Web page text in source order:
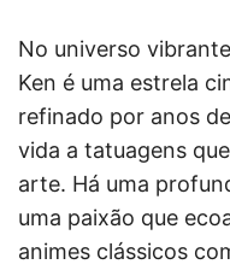
No universo
Ken é uma estrela
refinado por anos
vida a tatuagens
arte. Há uma
uma paixão que
animes clássicos